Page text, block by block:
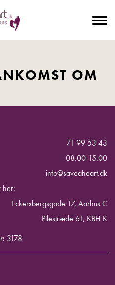
OM
71 99 53 43
08.00-15.00
info@saveaheart.dk
her:
Eckersbergsgade 17, Aarhus C
Pilestræde 61, KBH K
3178